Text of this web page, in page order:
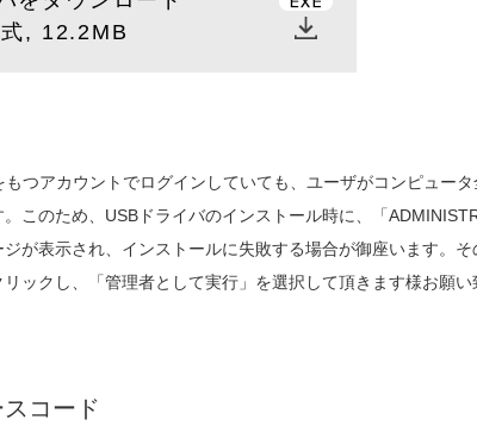
, 12.2MB
つアカウントでログインしていても、ユーザがコンピュー
このため、USBドライバのインストール時に、「
が表示され、インストールに失敗する場合が御座います。
ックし、「管理者として実行」を選択して頂きます様お願い
スコード